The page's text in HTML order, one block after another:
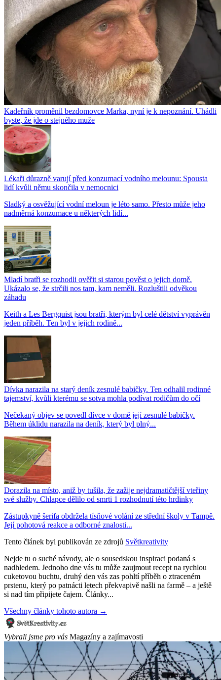
Kadeřník proměnil bezdomovce Marka, nyní je k nepoznání. Uhádli
byste, že jde o stejného muže
Lékaři důrazně varují před konzumací vodního melounu: Spousta
lidí kvůli němu skončila v nemocnici
Sladký a osvěžující vodní meloun je léto samo. Přesto může jeho
nadměrná konzumace u některých lidí...
Mladí bratři se rozhodli ověřit si starou pověst o jejich domě.
Ukázalo se, že strčili nos tam, kam neměli. Rozluštili odvěkou
záhadu
Keith a Les Bergquist jsou bratři, kterým byl celé dětství vyprávěn
jeden příběh. Ten byl v jejich rodině...
Dívka narazila na starý deník zesnulé babičky. Ten odhalil rodinné
tajemství, kvůli kterému se sotva mohla podívat rodičům do očí
Nečekaný objev se povedl dívce v domě její zesnulé babičky.
Během úklidu narazila na deník, který byl plný...
Dorazila na místo, aniž by tušila, že zažije nejdramatičtější vteřiny
své služby. Chlapce dělilo od smrti 1 rozhodnutí této hrdinky
Zástupkyně šerifa obdržela tísňové volání ze střední školy v Tampě.
Její pohotová reakce a odborné znalosti...
Tento článek byl publikován ze zdrojů Světkreativity
Nejde tu o suché návody, ale o sousedskou inspiraci podaná s
nadhledem. Jednoho dne vás tu může zaujmout recept na rychlou
cuketovou buchtu, druhý den vás zas pohltí příběh o ztraceném
prstenu, který po patnácti letech překvapivě našli na farmě – a ještě
si nad tím připijete čajem. Články...
Všechny články tohoto autora →
Vybrali jsme pro vás Magazíny a zajímavosti